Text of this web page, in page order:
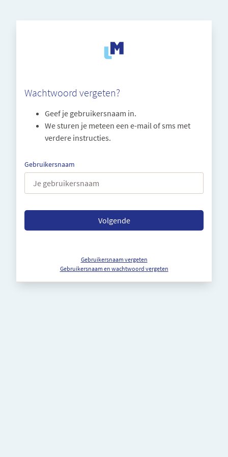
Wachtwoord vergeten?
Geef je gebruikersnaam in.
We sturen je meteen een e-mail of sms met
verdere instructies.
Gebruikersnaam
Gebruikersnaam vergeten
Gebruikersnaam en wachtwoord vergeten